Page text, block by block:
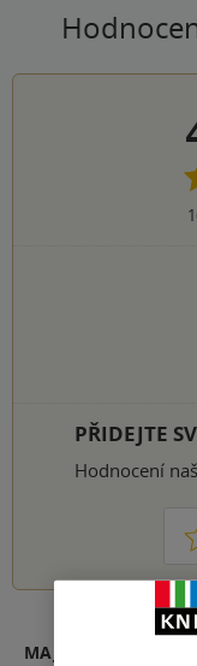
PŘIDEJTE
Hodnocení
MAJKY :)